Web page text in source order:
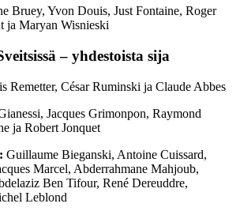
Bruey, Yvon Douis, Just Fontaine, Roger
ja Maryan Wisnieski
– yhdestoista sija
Remetter, César Ruminski ja Claude Abbes
Jacques Grimonpon, Raymond
ja Robert Jonquet
Guillaume Bieganski, Antoine Cuissard,
Marcel, Abderrahmane Mahjoub,
Ben Tifour, René Dereuddre,
Leblond